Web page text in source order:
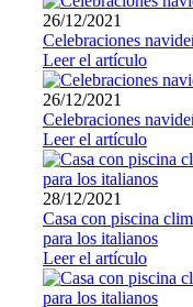
26/12/2021
Celebraciones
Leer el artículo
26/12/2021
Celebraciones
Leer el artículo
28/12/2021
Casa con piscina
para los italianos
Leer el artículo